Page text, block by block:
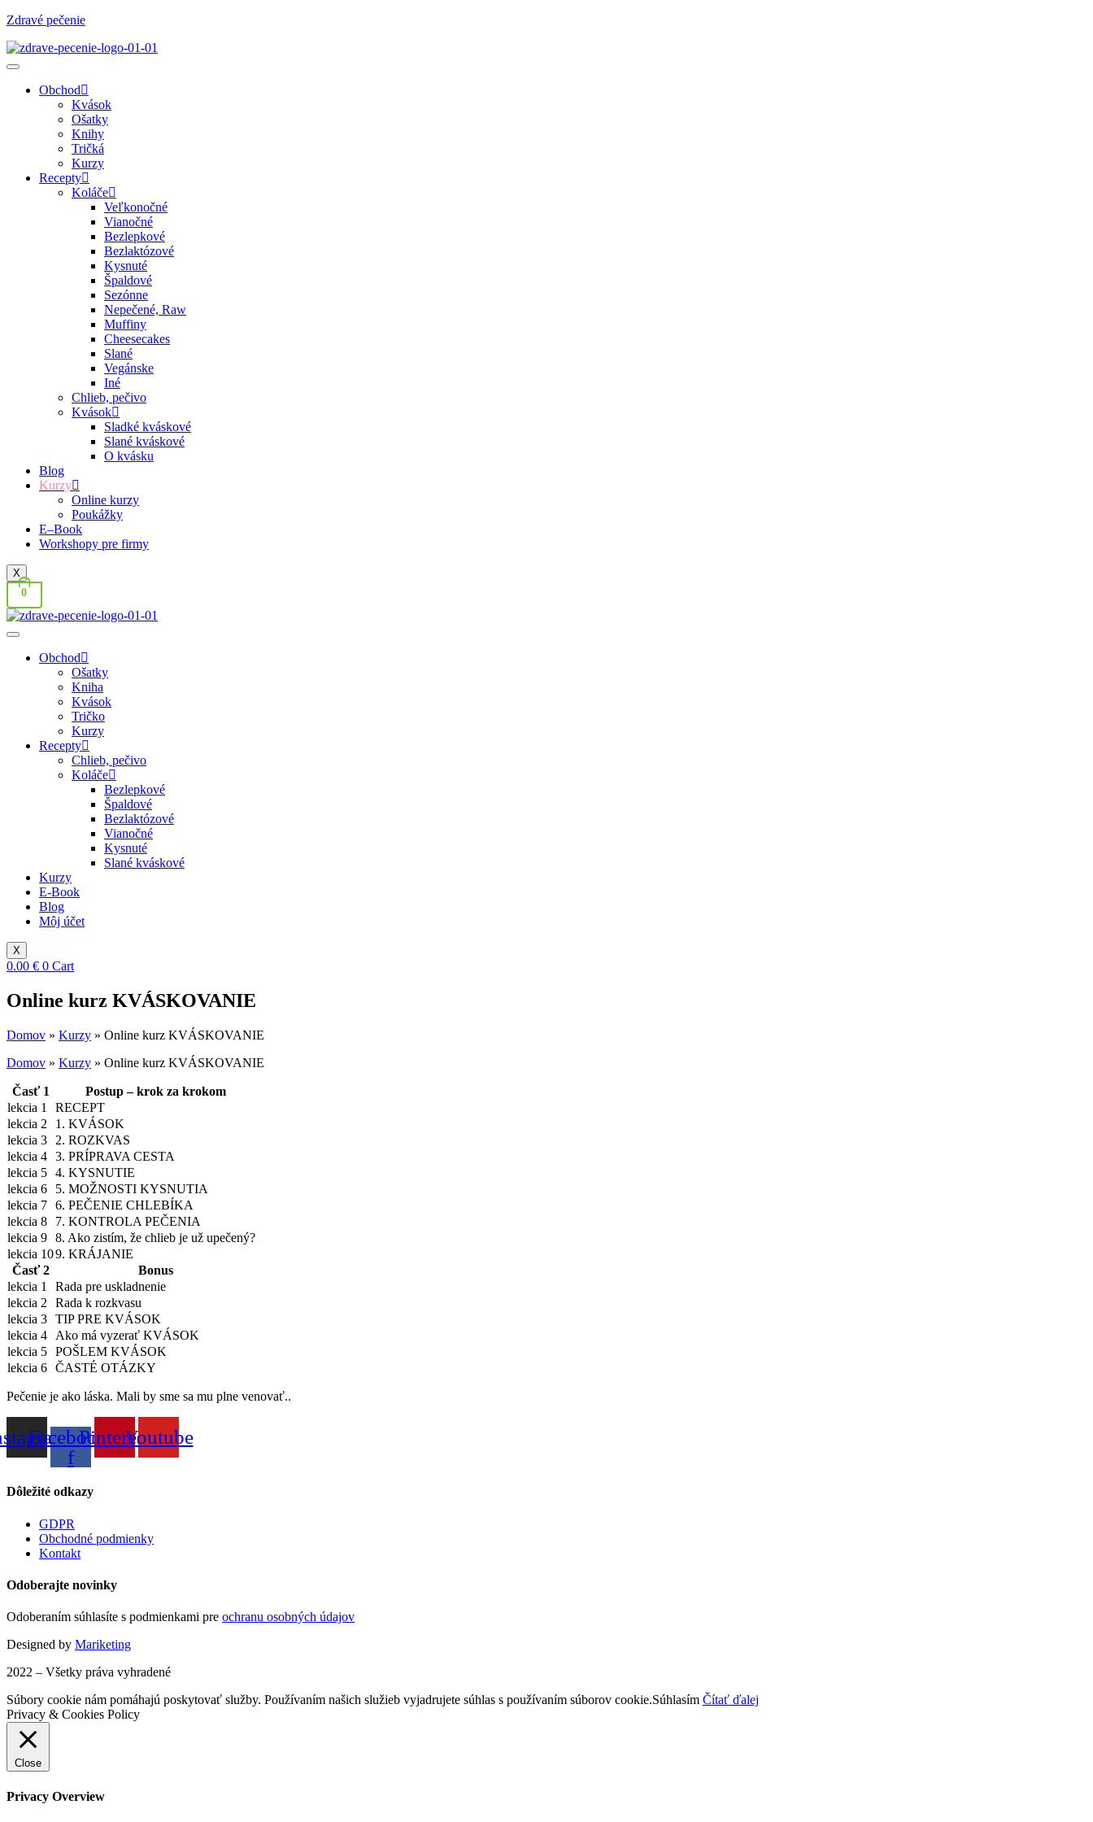
Zdravé pečenie
Obchod
Kvások
Ošatky
Knihy
Tričká
Kurzy
Recepty
Koláče
Veľkonočné
Vianočné
Bezlepkové
Bezlaktózové
Kysnuté
Špaldové
Sezónne
Nepečené, Raw
Muffiny
Cheesecakes
Slané
Vegánske
Iné
Chlieb, pečivo
Kvások
Sladké kváskové
Slané kváskové
O kvásku
Blog
Kurzy
Online kurzy
Poukážky
E–Book
Workshopy pre firmy
X
0
Obchod
Ošatky
Kniha
Kvások
Tričko
Kurzy
Recepty
Chlieb, pečivo
Koláče
Bezlepkové
Špaldové
Bezlaktózové
Vianočné
Kysnuté
Slané kváskové
Kurzy
E-Book
Blog
Môj účet
X
0.00 € 0 Cart
Online kurz KVÁSKOVANIE
Domov » Kurzy » Online kurz KVÁSKOVANIE
Domov » Kurzy » Online kurz KVÁSKOVANIE
Časť 1
Postup – krok za krokom
lekcia 1
RECEPT
lekcia 2
1. KVÁSOK
lekcia 3
2. ROZKVAS
lekcia 4 3. PRÍPRAVA CESTA
lekcia 5 4. KYSNUTIE
lekcia 6
5. MOŽNOSTI KYSNUTIA
lekcia 7 6. PEČENIE CHLEBÍKA
lekcia 8
7. KONTROLA PEČENIA
lekcia 9 8. Ako zistím, že chlieb je už upečený?
lekcia 109. KRÁJANIE
Časť 2
Bonus
lekcia 1
Rada pre uskladnenie
lekcia 2
Rada k rozkvasu
lekcia 3 TIP PRE KVÁSOK
lekcia 4
Ako má vyzerať KVÁSOK
lekcia 5 POŠLEM KVÁSOK
lekcia 6 ČASTÉ OTÁZKY
Pečenie je ako láska. Mali by sme sa mu plne venovať..
Facebook-
f
PinterestYoutube
Dôležité odkazy
GDPR
Obchodné podmienky
Kontakt
Odoberajte novinky
Odoberaním súhlasíte s podmienkami pre ochranu osobných údajov
Designed by Mariketing
2022 – Všetky práva vyhradené
Súbory cookie nám pomáhajú poskytovať služby. Používaním našich služieb vyjadrujete súhlas s používaním súborov cookie.Súhlasím Čítať ďalej
Privacy & Cookies Policy
Close
Privacy Overview